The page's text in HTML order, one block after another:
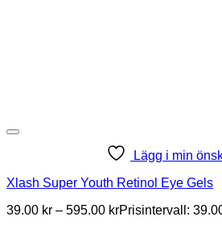
Lägg i min
Xlash Super Youth Retinol Eye Gels
39.00 kr – 595.00 krPrisintervall: